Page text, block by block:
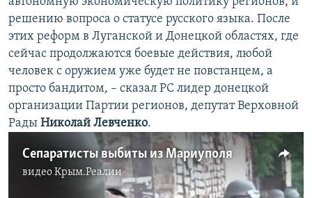
решению вопроса о статусе русского языка. После
этих реформ в Луганской и Донецкой областях, где
сейчас продолжаются боевые действия, любой
человек с оружием уже будет не повстанцем, а
просто бандитом, – сказал РС лидер донецкой
организации Партии регионов, депутат Верховной
Рады Николай Левченко.
Сепаратисты выбиты из Мариуполя
видеоКрым.Реалии